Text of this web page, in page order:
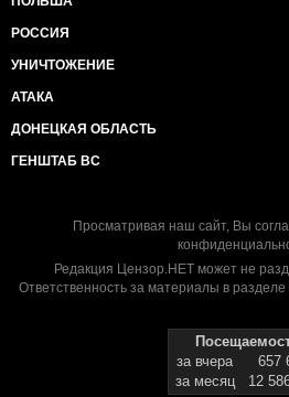
РОССИЯ
УНИЧТОЖЕНИЕ
АТАКА
ДОНЕЦКАЯ ОБЛАСТЬ
ГЕНШТАБ ВС
Просматривая наш сайт, Вы
Редакция Цензор.НЕТ может не
Ответственность за материалы в разделе
за вчера
657
за месяц
12